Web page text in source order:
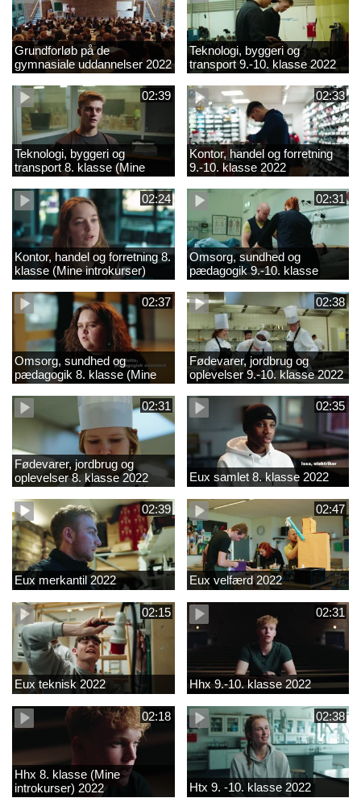
Grundforløb på de
gymnasiale uddannelser 2022
Teknologi, byggeri og
transport 9.-10. klasse 2022
02:39
Teknologi, byggeri og
transport 8. klasse (Mine
introkurser) 2022
02:33
Kontor, handel og forretning
9.-10. klasse 2022
02:24
Kontor, handel og forretning 8.
klasse (Mine introkurser)
2022
02:31
Omsorg, sundhed og
pædagogik 9.-10. klasse
2022
02:37
Omsorg, sundhed og
pædagogik 8. klasse (Mine
introkurser) 2022
02:38
Fødevarer, jordbrug og
oplevelser 9.-10. klasse 2022
02:31
Fødevarer, jordbrug og
oplevelser 8. klasse 2022
02:35
Eux samlet 8. klasse 2022
02:39
Eux merkantil 2022
02:47
Eux velfærd 2022
02:15
Eux teknisk 2022
02:31
Hhx 9.-10. klasse 2022
02:18
Hhx 8. klasse (Mine
introkurser) 2022
02:38
Htx 9. -10. klasse 2022